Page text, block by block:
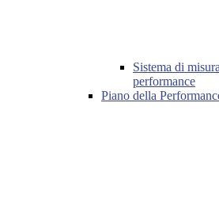
Sistema di
performance
Piano della